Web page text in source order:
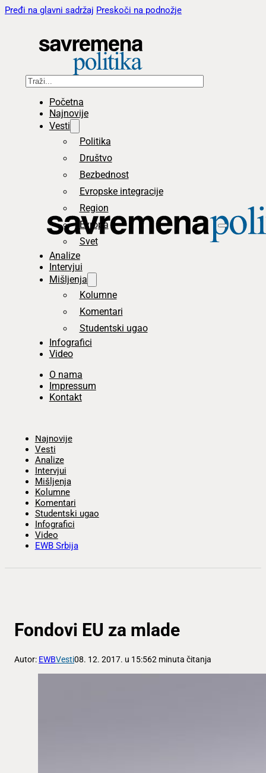
Pređi na glavni sadržaj Preskoči na podnožje
Pretraga
Početna
Najnovije
Vesti
Politika
Društvo
Bezbednost
Evropske integracije
Region
Evropa
Svet
Analize
Intervjui
Mišljenja
Kolumne
Komentari
Studentski ugao
Infografici
Video
O nama
Impressum
Kontakt
Najnovije
Vesti
Analize
Intervjui
Mišljenja
Kolumne
Komentari
Studentski ugao
Infografici
Video
EWB Srbija
Fondovi EU za mlade
Autor: EWBVesti08. 12. 2017. u 15:562 minuta čitanja